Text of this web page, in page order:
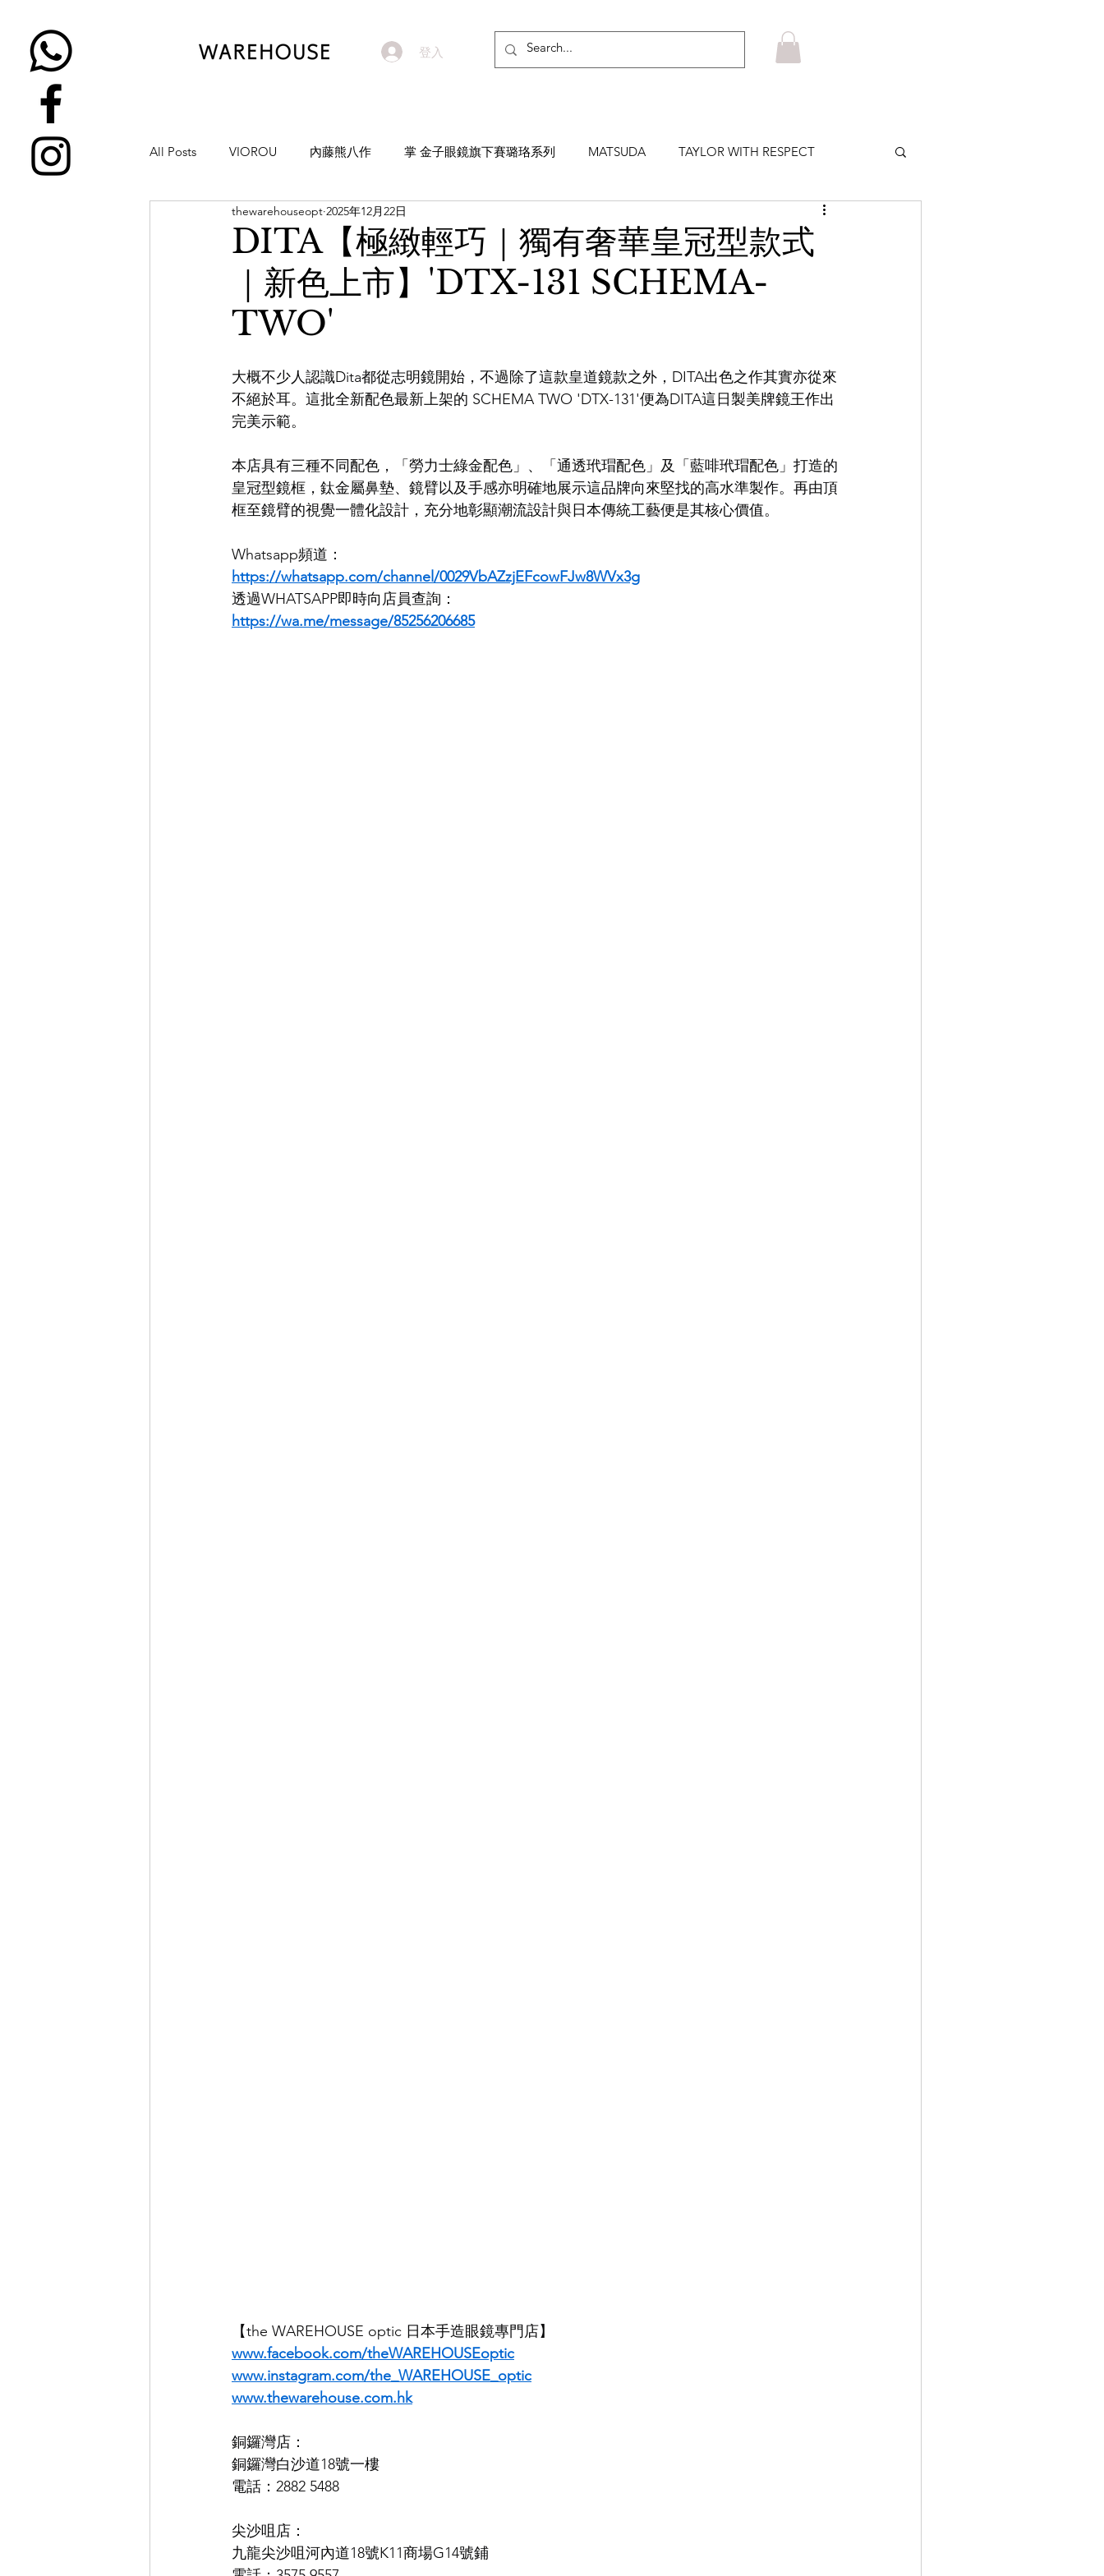
登入
All Posts VIOROU 內藤熊八作 掌 金子眼鏡旗下賽璐珞系列 MATSUDA TAYLOR WITH RESPECT
NATIVE SONS EYEVAN7285
YUICHI TOYAMA KAMEMANNEN MYKITA MOSCOT ZEISS MASAHIRO MARUYAMA
OG X OLIVER GOLDSMITH
EFFECTOR
DITA【極緻輕巧｜獨有奢華皇冠型款式
｜新色上市】'DTX-131 SCHEMA-
TWO'
thewarehouseopt 2025年12月22日
大概不少人認識Dita都從志明鏡開始，不過除了這款皇道鏡款之外，DITA出色之作其實亦從來
不絕於耳。這批全新配色最新上架的 SCHEMA TWO 'DTX-131'便為DITA這日製美牌鏡王作出
完美示範。
本店具有三種不同配色，「勞力士綠金配色」、「通透玳瑁配色」及「藍啡玳瑁配色」打造的
皇冠型鏡框，鈦金屬鼻墊、鏡臂以及手感亦明確地展示這品牌向來堅找的高水準製作。再由頂
框至鏡臂的視覺一體化設計，充分地彰顯潮流設計與日本傳統工藝便是其核心價值。
Whatsapp頻道：
https://whatsapp.com/channel/0029VbAZzjEFcowFJw8WVx3g
透過WHATSAPP即時向店員查詢：
https://wa.me/message/85256206685
【the WAREHOUSE optic 日本手造眼鏡專門店】
www.facebook.com/theWAREHOUSEoptic
www.instagram.com/the_WAREHOUSE_optic
www.thewarehouse.com.hk
銅鑼灣店：
銅鑼灣白沙道18號一樓
電話：2882 5488
尖沙咀店：
九龍尖沙咀河內道18號K11商場G14號鋪